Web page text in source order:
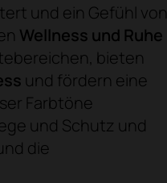
und ein Gefühl von
Wellness und Ruhe
bieten
und fördern eine
Farbtöne
und Schutz und
die